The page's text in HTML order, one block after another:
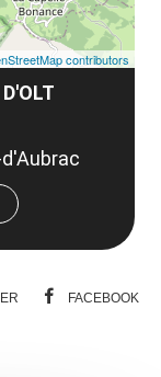
contributors
FACEBOOK